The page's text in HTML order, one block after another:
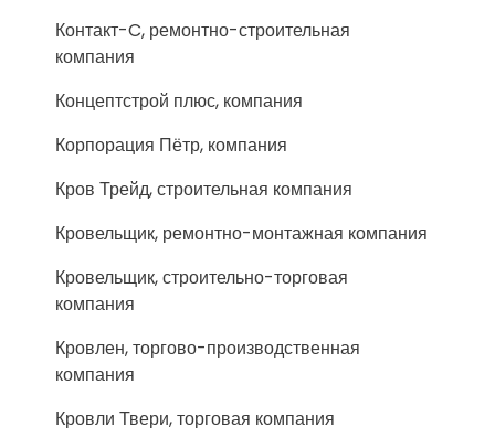
Контакт-C, ремонтно-строительная
компания
Концептстрой плюс, компания
Корпорация Пётр, компания
Кров Трейд, строительная компания
Кровельщик, ремонтно-монтажная компания
Кровельщик, строительно-торговая
компания
Кровлен, торгово-производственная
компания
Кровли Твери, торговая компания